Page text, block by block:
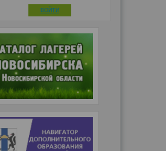
ВОЙТИ